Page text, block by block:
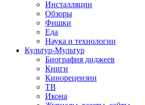
Инсталляции
Обзоры
Фишки
Еда
Наука и технологии
Культур-Мультур
Биография диджеев
Книги
Кинорецензии
ТВ
Икона